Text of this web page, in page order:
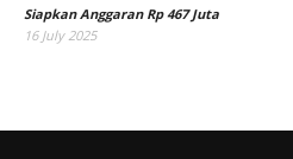
Siapkan Anggaran Rp 467 Juta
16 July 2025